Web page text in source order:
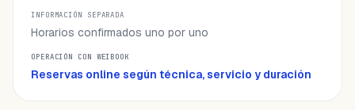
Horarios confirmados uno por uno
Reservas online según técnica, servicio y duración